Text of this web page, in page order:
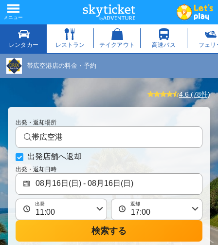
帯広空港店の料金・予約
4.6 (78件)
出発・返却場所
帯広空港
出発店舗へ返却
出発・返却日時
出発 返却
検索する